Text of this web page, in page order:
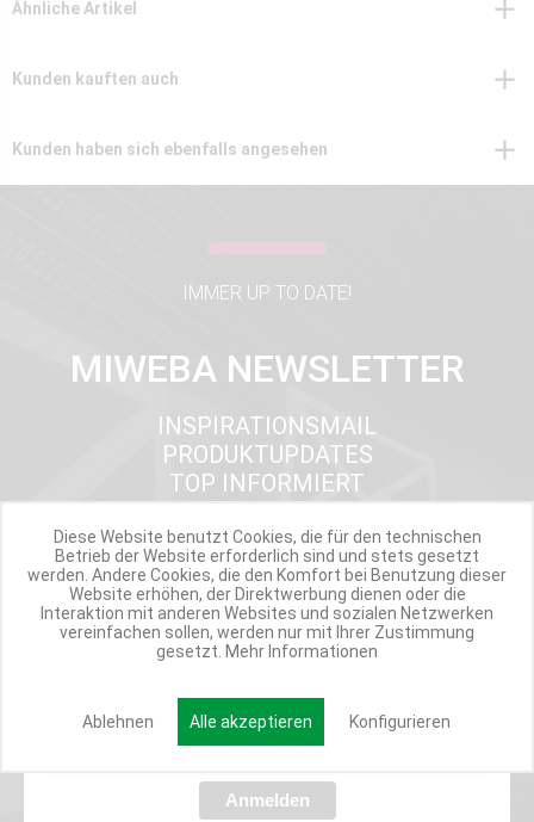
Ähnliche Artikel
Kunden kauften auch
Kunden haben sich ebenfalls angesehen
IMMER UP TO DATE!
MIWEBA NEWSLETTER
INSPIRATIONSMAIL
PRODUKTUPDATES
TOP INFORMIERT
Werde Teil der Miweba Community!
Verpasse nie wieder exklusive Newsletter-Rabatte und Aktionen
E-MAIL*
Anmelden
Diese Website benutzt Cookies, die für den technischen
Betrieb der Website erforderlich sind und stets gesetzt
werden. Andere Cookies, die den Komfort bei Benutzung dieser
Website erhöhen, der Direktwerbung dienen oder die
Interaktion mit anderen Websites und sozialen Netzwerken
vereinfachen sollen, werden nur mit Ihrer Zustimmung
gesetzt. Mehr Informationen
Ablehnen Alle akzeptieren Konfigurieren